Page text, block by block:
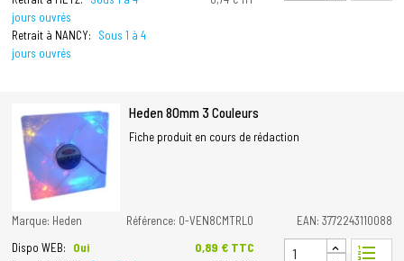
jours ouvrés
Retrait à NANCY:
Sous 1 à 4
jours ouvrés
Heden 80mm 3 Couleurs
Fiche produit en cours de rédaction
Marque: Heden Référence: 0-VEN8CMTRL0
EAN: 3772243110088
Dispo WEB:
Oui
Prix
0,89 € TTC format_list_numbered